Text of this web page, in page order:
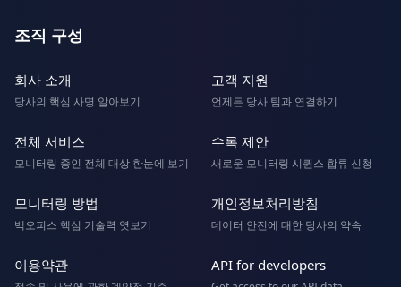
조직 구성
회사 소개
당사의 핵심 사명 알아보기
고객 지원
언제든 당사 팀과 연결하기
전체 서비스
모니터링 중인 전체 대상 한눈에 보기
수록 제안
새로운 모니터링 시퀀스 합류 신청
모니터링 방법
백오피스 핵심 기술력 엿보기
개인정보처리방침
데이터 안전에 대한 당사의 약속
이용약관 API for developers